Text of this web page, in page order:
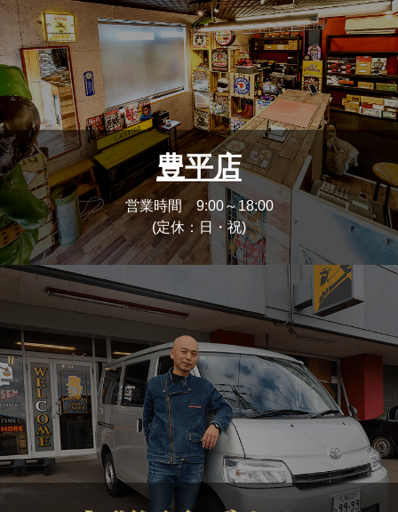
豊平店
営業時間 9:00～18:00
(定休：日・祝)